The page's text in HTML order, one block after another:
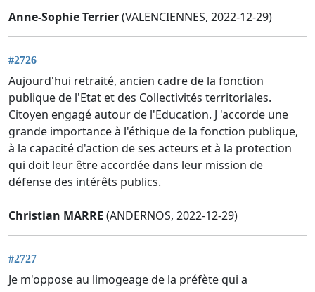
Anne-Sophie Terrier(VALENCIENNES, 2022-12-29)
#2726
Aujourd'hui retraité, ancien cadre de la fonction
publique de l'Etat et des Collectivités territoriales.
Citoyen engagé autour de l'Education. J 'accorde une
grande importance à l'éthique de la fonction publique,
à la capacité d'action de ses acteurs et à la protection
qui doit leur être accordée dans leur mission de
défense des intérêts publics.
Christian MARRE (ANDERNOS, 2022-12-29)
#2727
Je m'oppose au limogeage de la préfète qui a